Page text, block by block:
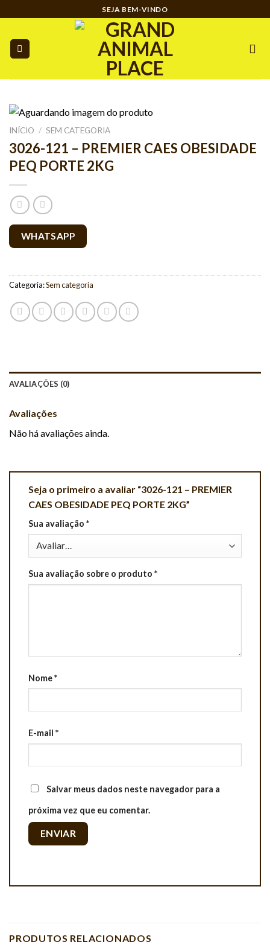
para
conteúdo
SEJA BEM-VINDO
INÍCIO / SEM CATEGORIA
3026-121 – PREMIER CAES OBESIDADE
PEQ PORTE 2KG
WHATSAPP
Categoria:Sem categoria
AVALIAÇÕES (0)
Avaliações
Não há avaliações ainda.
Seja o primeiro a avaliar “3026-121 – PREMIER
CAES OBESIDADE PEQ PORTE 2KG”
Sua avaliação *
Sua avaliação sobre o produto *
Nome*
E-mail *
Salvar meus dados neste navegador para a
próxima vez que eu comentar.
PRODUTOS RELACIONADOS